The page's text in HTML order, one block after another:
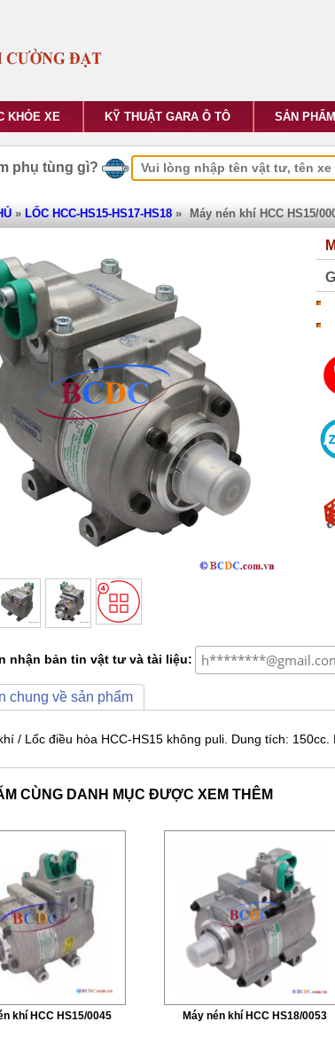
KHỎE XE KỸ THUẬT GARA Ô TÔ SẢN PHẨM
phụ tùng gì?
» LỐC HCC-HS15-HS17-HS18 » Máy nén khí HCC HS15/
nhận bản tin vật tư và tài liệu:
chung về sản phẩm
/ Lốc điều hòa HCC-HS15 không puli. Dung tích: 150cc.
CÙNG DANH MỤC ĐƯỢC XEM THÊM
khí HCC HS15/0045 Máy nén khí HCC HS18/0053